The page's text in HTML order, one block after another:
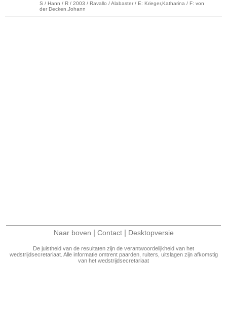
S / Hann / R / 2003 / Ravallo / Alabaster / E: Krieger,Katharina / F: von
der Decken,Johann
Naar boven | Contact | Desktopversie
De juistheid van de resultaten zijn de verantwoordelijkheid van het
wedstrijdsecretariaat. Alle informatie omtrent paarden, ruiters, uitslagen zijn afkomstig
van het wedstrijdsecretariaat